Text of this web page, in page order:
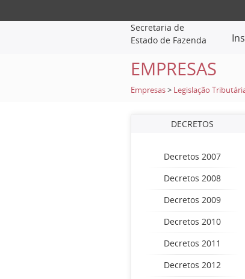
Secretaria de
Estado de Fazenda
EMPRESAS
Empresas > Legislação
DECRETOS
Decretos 2007
Decretos 2008
Decretos 2009
Decretos 2010
Decretos 2011
Decretos 2012